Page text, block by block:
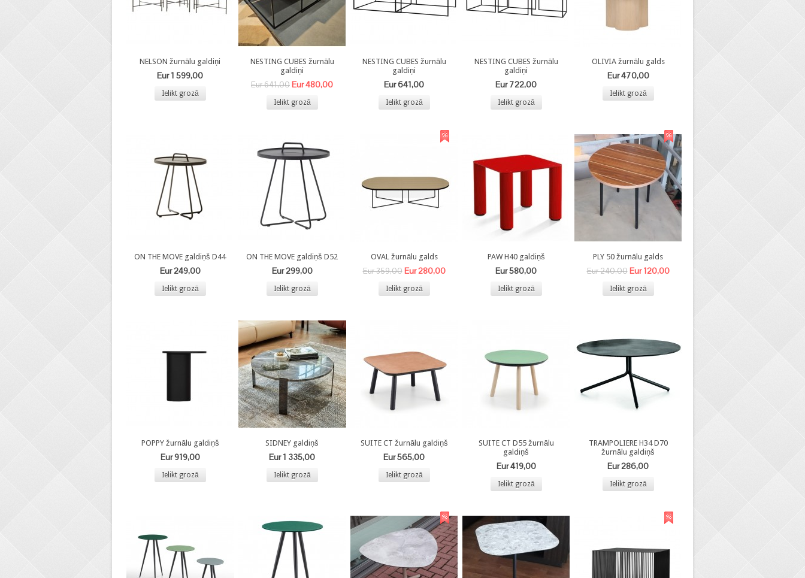
NELSON žurnālu galdiņi
Eur 1 599,00
Ielikt grozā
NESTING CUBES žurnālu
galdiņi
Eur 641,00Eur 480,00
Ielikt grozā
NESTING CUBES žurnālu
galdiņi
Eur 641,00
Ielikt grozā
NESTING CUBES žurnālu
galdiņi
Eur 722,00
Ielikt grozā
OLIVIA žurnālu galds
Eur 470,00
Ielikt grozā
ON THE MOVE galdiņš D44
Eur 249,00
Ielikt grozā
ON THE MOVE galdiņš D52
Eur 299,00
Ielikt grozā
OVAL žurnālu galds
Eur 359,00 Eur 280,00
Ielikt grozā
PAW H40 galdiņš
Eur 580,00
Ielikt grozā
PLY 50 žurnālu galds
Eur 240,00 Eur 120,00
Ielikt grozā
POPPY žurnālu galdiņš
Eur 919,00
Ielikt grozā
SIDNEY galdiņš
Eur 1 335,00
Ielikt grozā
SUITE CT žurnālu galdiņš
Eur 565,00
Ielikt grozā
SUITE CT D55 žurnālu
galdiņš
Eur 419,00
Ielikt grozā
TRAMPOLIERE H34 D70
žurnālu galdiņš
Eur 286,00
Ielikt grozā